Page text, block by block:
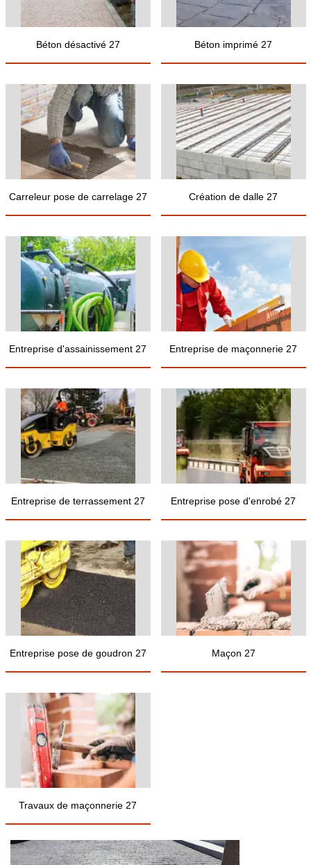
Béton désactivé 27 Béton imprimé 27
Carreleur pose de carrelage 27 Création de dalle 27
Entreprise d'assainissement 27 Entreprise de maçonnerie 27
Entreprise de terrassement 27 Entreprise pose d'enrobé 27
Entreprise pose de goudron 27 Maçon 27
Travaux de maçonnerie 27